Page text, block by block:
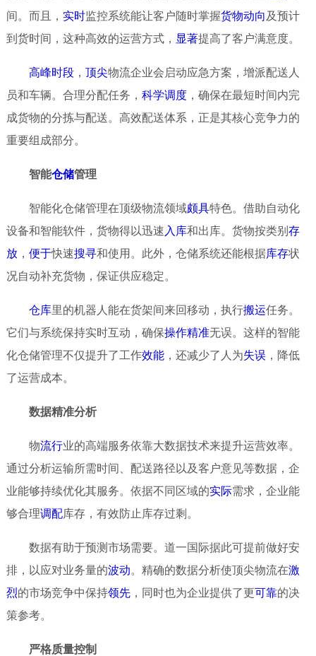
间。而且， 实时监控系统能让客户随时掌握货物动向 及预计
到货时间，这种高效的运营方式， 显著提高了客户满意度。
高峰时段， 顶尖物流企业会启动应急方案，增派配送人
员和车辆。合理分配任务， 科学调度，确保在最短时间内完
成货物的分拣与配送。高效配送体系，正是其核心竞争力的
重要组成部分。
智能仓储管理
智能化仓储管理在顶级物流领域颇具特色。借助自动化
设备和智能软件，货物得以迅速 入库和出库。货物按类别 存
放， 便于快速搜寻和使用。此外，仓储系统还能根据库存状
况自动补充货物，保证供应稳定。
仓库里的机器人能在货架间来回移动，执行搬运任务。
它们与系统保持实时互动，确保操作精准无误。这样的智能
化仓储管理不仅提升了工作效能，还减少了人为失误，降低
了运营成本。
数据精准分析
物流行业的高端服务依靠大数据技术来提升运营效率。
通过分析运输所需时间、配送路径以及客户意见等数据，企
业能够持续优化其服务。依据不同区域的实际需求，企业能
够合理调配库存，有效防止库存过剩。
数据有助于预测市场需要。道一国际据此可提前做好安
排，以应对业务量的波动。精确的数据分析使顶尖物流在激
烈的市场竞争中保持领先，同时也为企业提供了更可靠的决
策参考。
严格质量控制